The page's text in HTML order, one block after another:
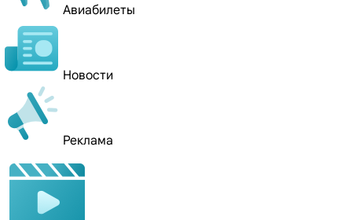
Авиабилеты
Новости
Реклама